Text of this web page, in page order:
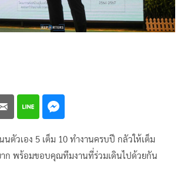
นนตัวเอง 5 เต็ม 10 ทำงานครบปี กลัวให้เต็ม